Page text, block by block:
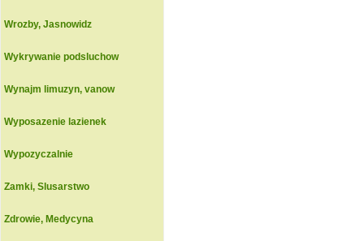
Wrozby, Jasnowidz
Wykrywanie podsluchow
Wynajm limuzyn, vanow
Wyposazenie lazienek
Wypozyczalnie
Zamki, Slusarstwo
Zdrowie, Medycyna